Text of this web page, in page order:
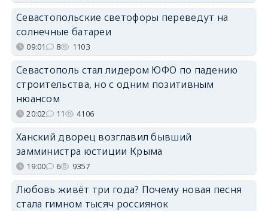
Севастопольские светофоры переведут на
солнечные батареи
09:01 8 1103
Севастополь стал лидером ЮФО по падению
строительства, но с одним позитивным
нюансом
20:02 11 4106
Ханский дворец возглавил бывший
замминистра юстиции Крыма
19:00 6 9357
Любовь живёт три года? Почему новая песня
стала гимном тысяч россиянок